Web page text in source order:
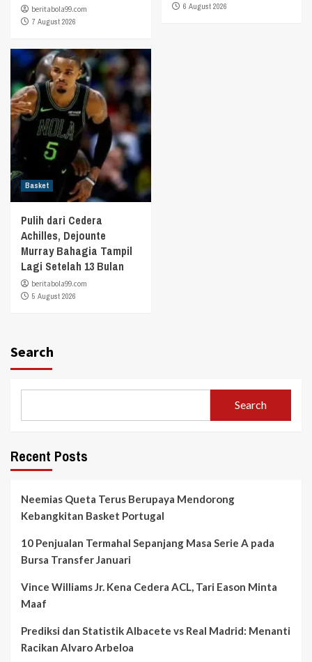
beritabola99.com
7 August 2026
6 August 2026
Basket
Pulih dari Cedera
Achilles, Dejounte
Murray Bahagia Tampil
Lagi Setelah 13 Bulan
beritabola99.com
5 August 2026
Search
Search
Recent Posts
Neemias Queta Terus Berupaya Mendorong
Kebangkitan Basket Portugal
10 Penjualan Termahal Sepanjang Masa Serie A pada
Bursa Transfer Januari
Vince Williams Jr. Kena Cedera ACL, Tari Eason Minta
Maaf
Prediksi dan Statistik Albacete vs Real Madrid: Menanti
Racikan Alvaro Arbeloa